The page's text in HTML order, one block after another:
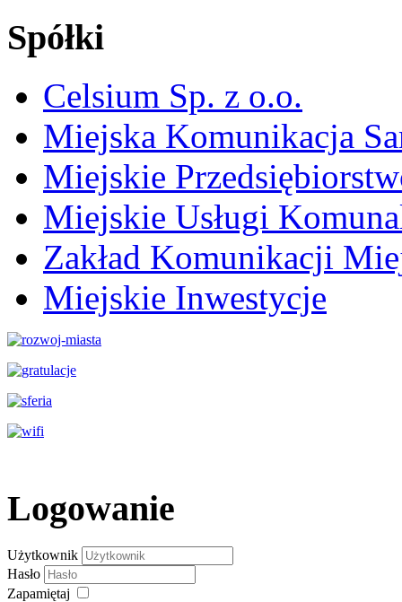
Spółki
Celsium Sp. z o.o.
Miejska Komunikacja
Miejskie
Miejskie Usługi
Zakład Komunikacji
Miejskie Inwestycje
Logowanie
Użytkownik
Hasło
Zapamiętaj